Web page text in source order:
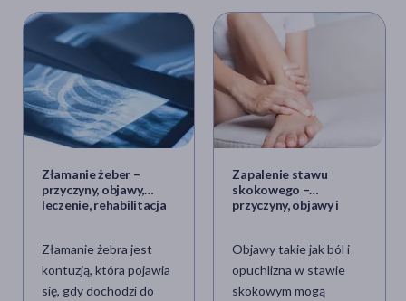
Złamanie żeber –
przyczyny, objawy,
leczenie, rehabilitacja
Złamanie żebra jest
kontuzją, która pojawia
się, gdy dochodzi do
Zapalenie stawu
skokowego –
przyczyny, objawy i
skokowym
Objawy takie jak ból i
opuchlizna w stawie
skokowym mogą